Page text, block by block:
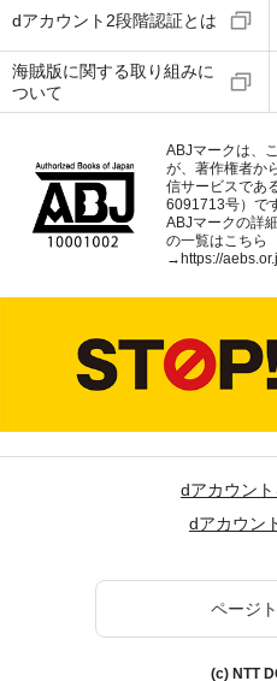
dアカウント2段階認証とは
海賊版に関する取り組みに
ついて
ABJマークは、
が、著作権者か
信サービスであ
6091713号）で
ABJマークの詳
の一覧はこちら
→ https://
dアカウン
dアカウン
ページ
(c) NTT